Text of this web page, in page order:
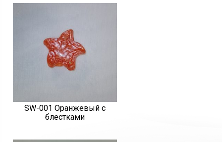
SW-001 Оранжевый с
блестками